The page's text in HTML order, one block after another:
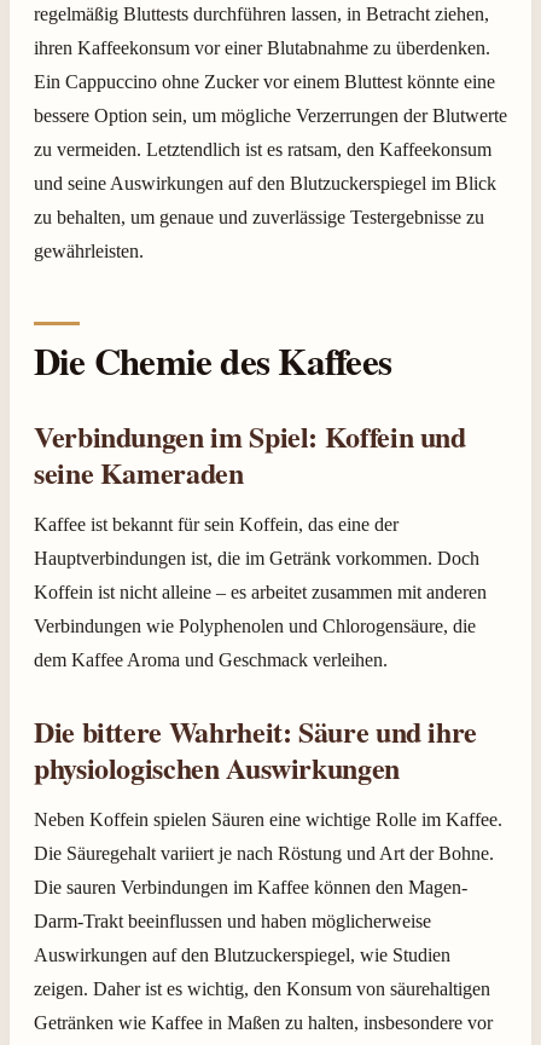
regelmäßig Bluttests durchführen lassen, in Betracht ziehen,
ihren Kaffeekonsum vor einer Blutabnahme zu überdenken.
Ein Cappuccino ohne Zucker vor einem Bluttest könnte eine
bessere Option sein, um mögliche Verzerrungen der Blutwerte
zu vermeiden. Letztendlich ist es ratsam, den Kaffeekonsum
und seine Auswirkungen auf den Blutzuckerspiegel im Blick
zu behalten, um genaue und zuverlässige Testergebnisse zu
gewährleisten.
Die Chemie des Kaffees
Verbindungen im Spiel: Koffein und
seine Kameraden
Kaffee ist bekannt für sein Koffein, das eine der
Hauptverbindungen ist, die im Getränk vorkommen. Doch
Koffein ist nicht alleine – es arbeitet zusammen mit anderen
Verbindungen wie Polyphenolen und Chlorogensäure, die
dem Kaffee Aroma und Geschmack verleihen.
Die bittere Wahrheit: Säure und ihre
physiologischen Auswirkungen
Neben Koffein spielen Säuren eine wichtige Rolle im Kaffee.
Die Säuregehalt variiert je nach Röstung und Art der Bohne.
Die sauren Verbindungen im Kaffee können den Magen-
Darm-Trakt beeinflussen und haben möglicherweise
Auswirkungen auf den Blutzuckerspiegel, wie Studien
zeigen. Daher ist es wichtig, den Konsum von säurehaltigen
Getränken wie Kaffee in Maßen zu halten, insbesondere vor